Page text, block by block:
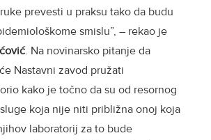
prevesti u praksu tako da budu
smislu”, – rekao je
. Na novinarsko pitanje da
Nastavni zavod pružati
kako je točno da su od resornog
koja nije niti približna onoj koja
laboratorij za to bude